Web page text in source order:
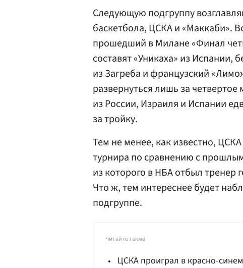
Следующую подгруппу
баскетбола, ЦСКА и «Маккаби».
прошедший в Милане «Финал
составят «Уникаха» из Испании,
из Загреба и французский
развернуться лишь за
из России, Израиля и Испании
за тройку.
Тем не менее, как известно,
турнира по сравнению с
из которого в НБА отбыл тренер
Что ж, тем интереснее будет
подгруппе.
Читайте также
ЦСКА проиграл в красно-